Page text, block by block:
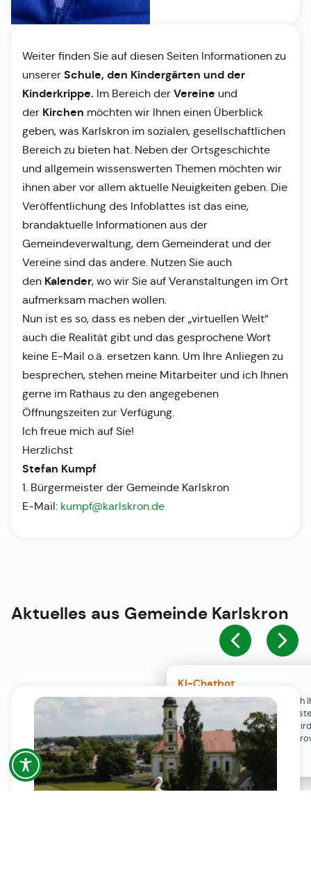
KI-Chatbot
Der KI-Chatbot steht erst nach
Einwilligung in den Cookie-
Verfügung. Der Chat-Verlauf
ausschließlich lokal in Ihrem
gespeichert.
Weiter finden Sie auf diesen Seiten Informationen zu
unserer Schule, den Kindergärten und der
Kinderkrippe. Im Bereich der Vereine und
der Kirchen möchten wir Ihnen einen Überblick
geben, was Karlskron im sozialen, gesellschaftlichen
Bereich zu bieten hat. Neben der Ortsgeschichte
und allgemein wissenswerten Themen möchten wir
ihnen aber vor allem aktuelle Neuigkeiten geben. Die
Veröffentlichung des Infoblattes ist das eine,
brandaktuelle Informationen aus der
Gemeindeverwaltung, dem Gemeinderat und der
Vereine sind das andere. Nutzen Sie auch
den Kalender, wo wir Sie auf Veranstaltungen im Ort
aufmerksam machen wollen.
Nun ist es so, dass es neben der „virtuellen Welt“
auch die Realität gibt und das gesprochene Wort
keine E-Mail o.ä. ersetzen kann. Um Ihre Anliegen zu
besprechen, stehen meine Mitarbeiter und ich Ihnen
gerne im Rathaus zu den angegebenen
Öffnungszeiten zur Verfügung.
Ich freue mich auf Sie!
Herzlichst
Stefan Kumpf
1. Bürgermeister der Gemeinde Karlskron
E-Mail: kumpf@karlskron.de
Aktuelles aus Gemeinde Karlskron